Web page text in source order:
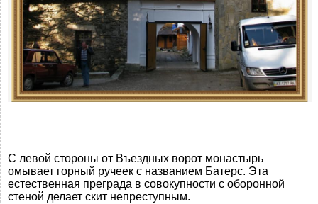
С левой стороны от Въездных ворот монастырь
омывает горный ручеек с названием Батерс. Эта
естественная преграда в совокупности с оборонной
стеной делает скит непреступным.